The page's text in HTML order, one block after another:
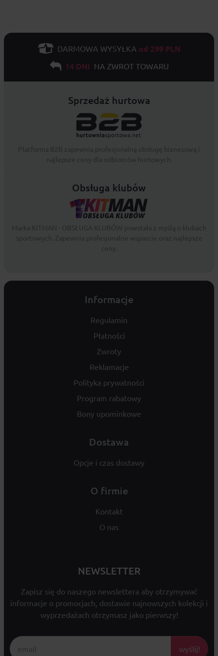
DARMOWA WYSYŁKA od 299 PLN
14 DNI NA ZWROT TOWARU
Sprzedaż hurtowa
Obsługa klubów
Informacje
Regulamin
Płatności
Zwroty
Reklamacje
Polityka prywatności
Program rabatowy
Bony upominkowe
Dostawa
Opcje i czas dostawy
O firmie
Kontakt
O nas
NEWSLETTER
Zapisz się do naszego newslettera aby otrzymywać
informacje o promocjach, dostawie najnowszych kolekcji i
wyprzedażach otrzymasz jako pierwszy!
wyślij!